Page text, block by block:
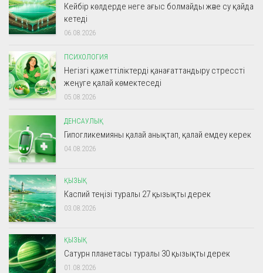
Кейбір көлдерде неге ағыс болмайды және су қайда
кетеді
06.08.2026
ПСИХОЛОГИЯ
Негізгі қажеттіліктерді қанағаттандыру стрессті
жеңуге қалай көмектеседі
05.08.2026
ДЕНСАУЛЫҚ
Гипогликемияны қалай анықтап, қалай емдеу керек
04.08.2026
ҚЫЗЫҚ
Каспий теңізі туралы 27 қызықты дерек
03.08.2026
ҚЫЗЫҚ
Сатурн планетасы туралы 30 қызықты дерек
01.08.2026